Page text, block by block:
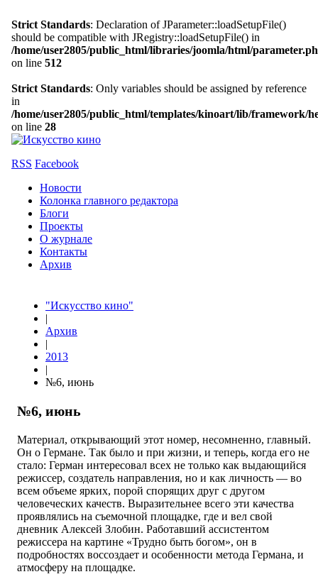
Strict Standards: Declaration of JParameter::loadSetupFile()
should be compatible with JRegistry::loadSetupFile() in
/home/user2805/public_html/libraries/joomla/html/
on line 512
Strict Standards: Only variables should be assigned by reference
in
/home/user2805/public_html/templates/kinoart/lib/framework/
on line 28
RSS Facebook
Новости
Колонка главного редактора
Блоги
Проекты
О журнале
Контакты
Архив
"Искусство кино"
|
Архив
|
2013
|
№6, июнь
№6, июнь
Материал, открывающий этот номер, несомненно, главный.
Он о Германе. Так было и при жизни, и теперь, когда его не
стало: Герман интересовал всех не только как выдающийся
режиссер, создатель направления, но и как личность — во
всем объеме ярких, порой спорящих друг с другом
человеческих качеств. Выразительнее всего эти качества
проявлялись на съемочной площадке, где и вел свой
дневник Алексей Злобин. Работавший ассистентом
режиссера на картине «Трудно быть богом», он в
подробностях воссоздает и особенности метода Германа, и
атмосферу на площадке.